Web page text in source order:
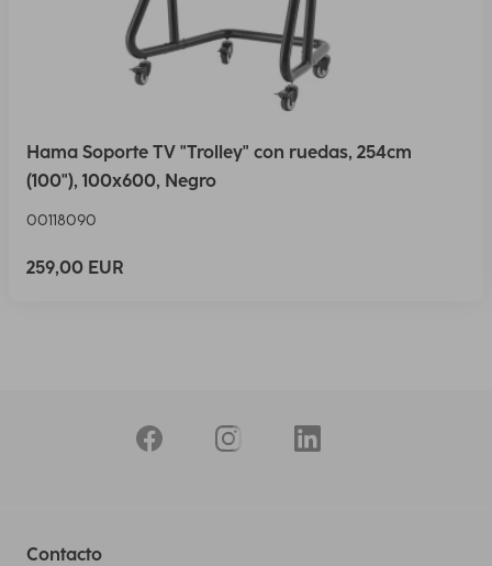
Hama Soporte TV "Trolley" con ruedas, 254cm
(100"), 100x600, Negro
00118090
259,00 EUR
Contacto